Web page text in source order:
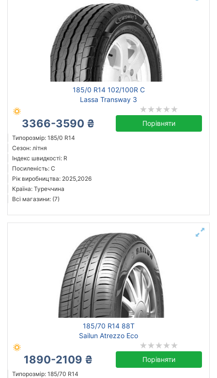
185/0 R14 102/100R C
Lassa Transway 3
3366-3590 ₴ Порівняти
Типорозмір: 185/0 R14
Сезон: літня
Індекс швидкості: R
Посиленість: C
Рік виробництва: 2025,2026
Країна: Туреччина
Всі магазини: (7)
185/70 R14 88T
Sailun Atrezzo Eco
1890-2109 ₴ Порівняти
Типорозмір: 185/70 R14